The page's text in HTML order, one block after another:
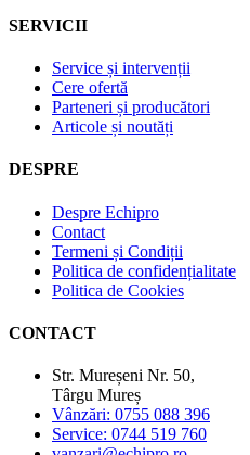
SERVICII
Service și intervenții
Cere ofertă
Parteneri și producători
Articole și noutăți
DESPRE
Despre Echipro
Contact
Termeni și Condiții
Politica de confidențialitate
Politica de Cookies
CONTACT
Str. Mureșeni Nr. 50,
Târgu Mureș
Vânzări: 0755 088 396
Service: 0744 519 760